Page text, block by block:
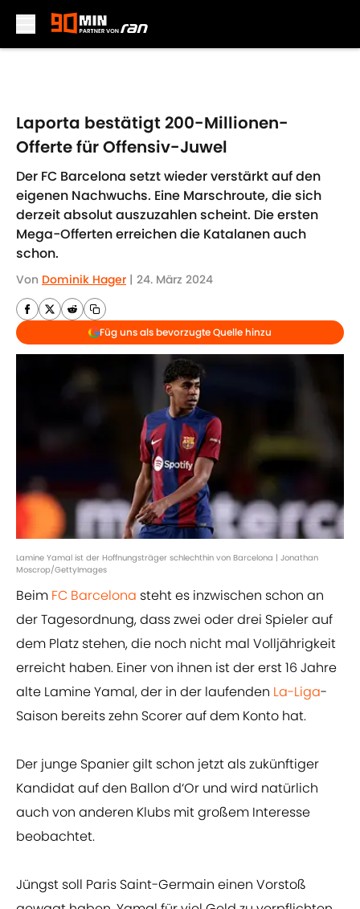
Laporta bestätigt 200-Millionen-
Offerte für Offensiv-Juwel
Der FC Barcelona setzt wieder verstärkt auf den
eigenen Nachwuchs. Eine Marschroute, die sich
derzeit absolut auszuzahlen scheint. Die ersten
Mega-Offerten erreichen die Katalanen auch
schon.
Von Dominik Hager | 24. März 2024
Füg uns als bevorzugte Quelle hinzu
Lamine Yamal ist der Hoffnungsträger schlechthin von Barcelona | Jonathan
Moscrop/GettyImages
Beim FC Barcelona steht es inzwischen schon an
der Tagesordnung, dass zwei oder drei Spieler auf
dem Platz stehen, die noch nicht mal Volljährigkeit
erreicht haben. Einer von ihnen ist der erst 16 Jahre
alte Lamine Yamal, der in der laufenden La-Liga-
Saison bereits zehn Scorer auf dem Konto hat.
Der junge Spanier gilt schon jetzt als zukünftiger
Kandidat auf den Ballon d‘Or und wird natürlich
auch von anderen Klubs mit großem Interesse
beobachtet.
Jüngst soll Paris Saint-Germain einen Vorstoß